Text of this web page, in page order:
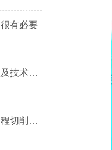
有必要
五轴加工中心的工作原理及技术优势
哪些因素影响数控车床编程切削量？